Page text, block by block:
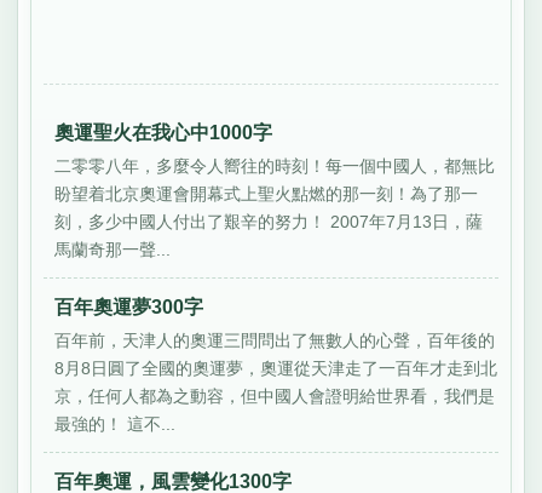
奧運聖火在我心中1000字
二零零八年，多麼令人嚮往的時刻！每一個中國人，都無比
盼望着北京奧運會開幕式上聖火點燃的那一刻！為了那一
刻，多少中國人付出了艱辛的努力！ 2007年7月13日，薩
馬蘭奇那一聲...
百年奧運夢300字
百年前，天津人的奧運三問問出了無數人的心聲，百年後的
8月8日圓了全國的奧運夢，奧運從天津走了一百年才走到北
京，任何人都為之動容，但中國人會證明給世界看，我們是
最強的！ 這不...
百年奧運，風雲變化1300字